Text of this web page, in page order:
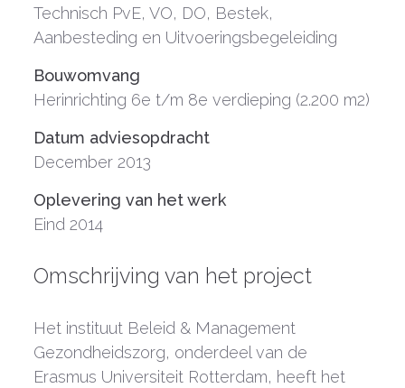
Technisch PvE, VO, DO, Bestek,
Aanbesteding en Uitvoeringsbegeleiding
Bouwomvang
Herinrichting 6e t/m 8e verdieping (2.200 m2)
Datum adviesopdracht
December 2013
Oplevering van het werk
Eind 2014
Omschrijving van het project
Het instituut Beleid & Management
Gezondheidszorg, onderdeel van de
Erasmus Universiteit Rotterdam, heeft het